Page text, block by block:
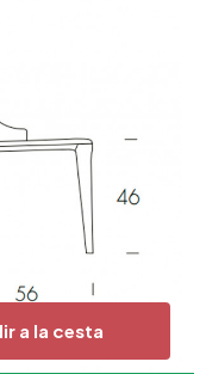
a la cesta